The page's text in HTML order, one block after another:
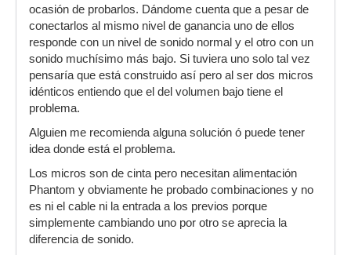
ocasión de probarlos. Dándome cuenta que a pesar de
conectarlos al mismo nivel de ganancia uno de ellos
responde con un nivel de sonido normal y el otro con un
sonido muchísimo más bajo. Si tuviera uno solo tal vez
pensaría que está construido así pero al ser dos micros
idénticos entiendo que el del volumen bajo tiene el
problema.
Alguien me recomienda alguna solución ó puede tener
idea donde está el problema.
Los micros son de cinta pero necesitan alimentación
Phantom y obviamente he probado combinaciones y no
es ni el cable ni la entrada a los previos porque
simplemente cambiando uno por otro se aprecia la
diferencia de sonido.